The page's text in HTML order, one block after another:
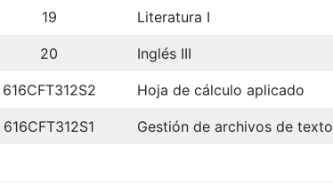
19 Literatura I
20 Inglés III
616CFT312S2 Hoja de cálculo aplicado
616CFT312S1 Gestión de archivos de texto